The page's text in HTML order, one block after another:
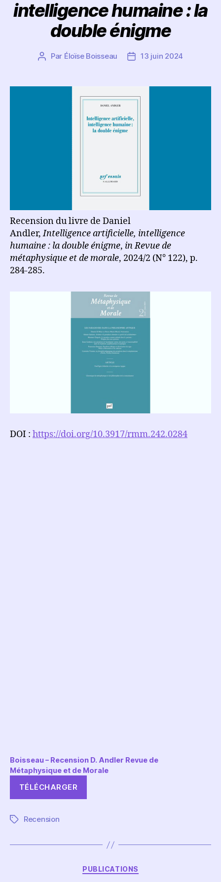
intelligence humaine : la
double énigme
Auteur
Par Éloïse Boisseau
Date13 juin 2024
Recension du livre de Daniel
Andler,Intelligence artificielle, intelligence
humaine : la double énigme, in Revue de
métaphysique et de morale, 2024/2 (N° 122), p.
284-285.
DOI : https://doi.org/10.3917/rmm.242.0284
Boisseau – Recension D. Andler Revue de
Métaphysique et de Morale
TÉLÉCHARGER
Étiquettes
Recension
Catégories
PUBLICATIONS